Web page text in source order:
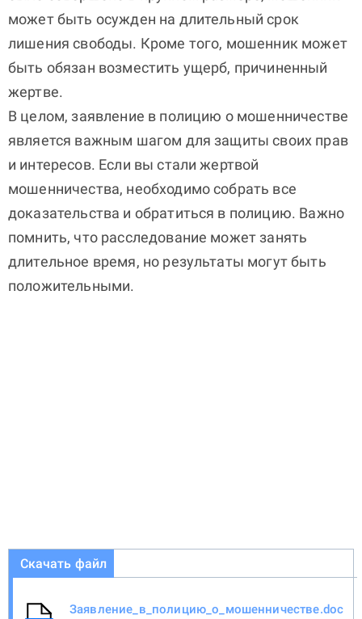
может быть осужден на длительный срок
лишения свободы. Кроме того, мошенник может
быть обязан возместить ущерб, причиненный
жертве.
В целом, заявление в полицию о мошенничестве
является важным шагом для защиты своих прав
и интересов. Если вы стали жертвой
мошенничества, необходимо собрать все
доказательства и обратиться в полицию. Важно
помнить, что расследование может занять
длительное время, но результаты могут быть
положительными.
Скачать файл
Заявление_в_полицию_о_мошенничестве.doc